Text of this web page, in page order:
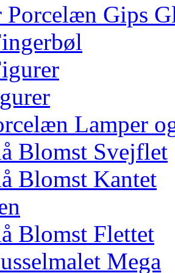
Porcelæn Gips
Lamper
Blomst Svejflet
Blomst Kantet
Blomst Flettet
Mega